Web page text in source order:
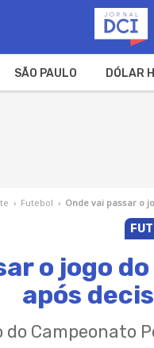
SÃO PAULO DÓLAR
› Futebol › Onde vai passar o
o jogo
após
do Campeonato